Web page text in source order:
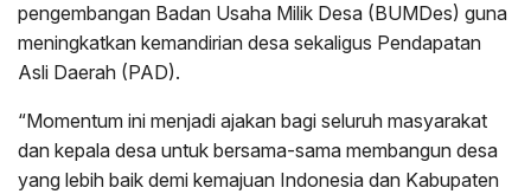
pengembangan Badan Usaha Milik Desa (BUMDes) guna
meningkatkan kemandirian desa sekaligus Pendapatan
Asli Daerah (PAD).
“Momentum ini menjadi ajakan bagi seluruh masyarakat
dan kepala desa untuk bersama-sama membangun desa
yang lebih baik demi kemajuan Indonesia dan Kabupaten